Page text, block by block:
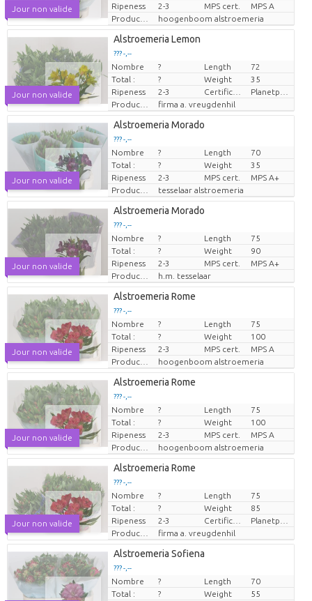
Jour non valide
Ripeness
2-3 MPS cert.
MPS A
Producteur
hoogenboom alstroemeria
Jour non valide
Alstroemeria Lemon
??? -,--
Prix par pièce
Nombre ? Length
72
Total :
? Weight
35
Ripeness
2-3
Producteur
firma a. vreugdenhil
Jour non valide
Alstroemeria Morado
??? -,--
Prix par pièce
Nombre ? Length
70
Total :
? Weight
35
Ripeness
2-3 MPS cert.
MPS A+
Producteur
tesselaar alstroemeria
Jour non valide
Alstroemeria Morado
??? -,--
Prix par pièce
Nombre ? Length
75
Total :
? Weight
90
Ripeness
2-3 MPS cert.
MPS A+
Producteur
h.m. tesselaar
Jour non valide
Alstroemeria Rome
??? -,--
Prix par pièce
Nombre ? Length
75
Total :
? Weight
100
Ripeness
2-3 MPS cert.
MPS A
Producteur
hoogenboom alstroemeria
Jour non valide
Alstroemeria Rome
??? -,--
Prix par pièce
Nombre ? Length
75
Total :
? Weight
100
Ripeness
2-3 MPS cert.
MPS A
Producteur
hoogenboom alstroemeria
Jour non valide
Alstroemeria Rome
??? -,--
Prix par pièce
Nombre ? Length
75
Total :
? Weight
85
Ripeness
2-3
Producteur
firma a. vreugdenhil
Alstroemeria Sofiena
??? -,--
Prix par pièce
Nombre ? Length
70
Total :
? Weight
55